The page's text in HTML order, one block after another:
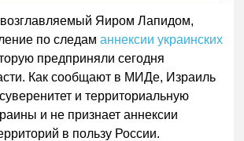
Яиром Лапидом,
по следаманнексии украинских
предприняли сегодня
Как сообщают в МИДе, Израиль
и территориальную
и не признает аннексии
в пользу России.